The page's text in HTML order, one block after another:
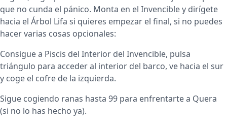
que no cunda el pánico. Monta en el Invencible y dirígete
hacia el Árbol Lifa si quieres empezar el final, si no puedes
hacer varias cosas opcionales:
Consigue a Piscis del Interior del Invencible, pulsa
triángulo para acceder al interior del barco, ve hacia el sur
y coge el cofre de la izquierda.
Sigue cogiendo ranas hasta 99 para enfrentarte a Quera
(si no lo has hecho ya).